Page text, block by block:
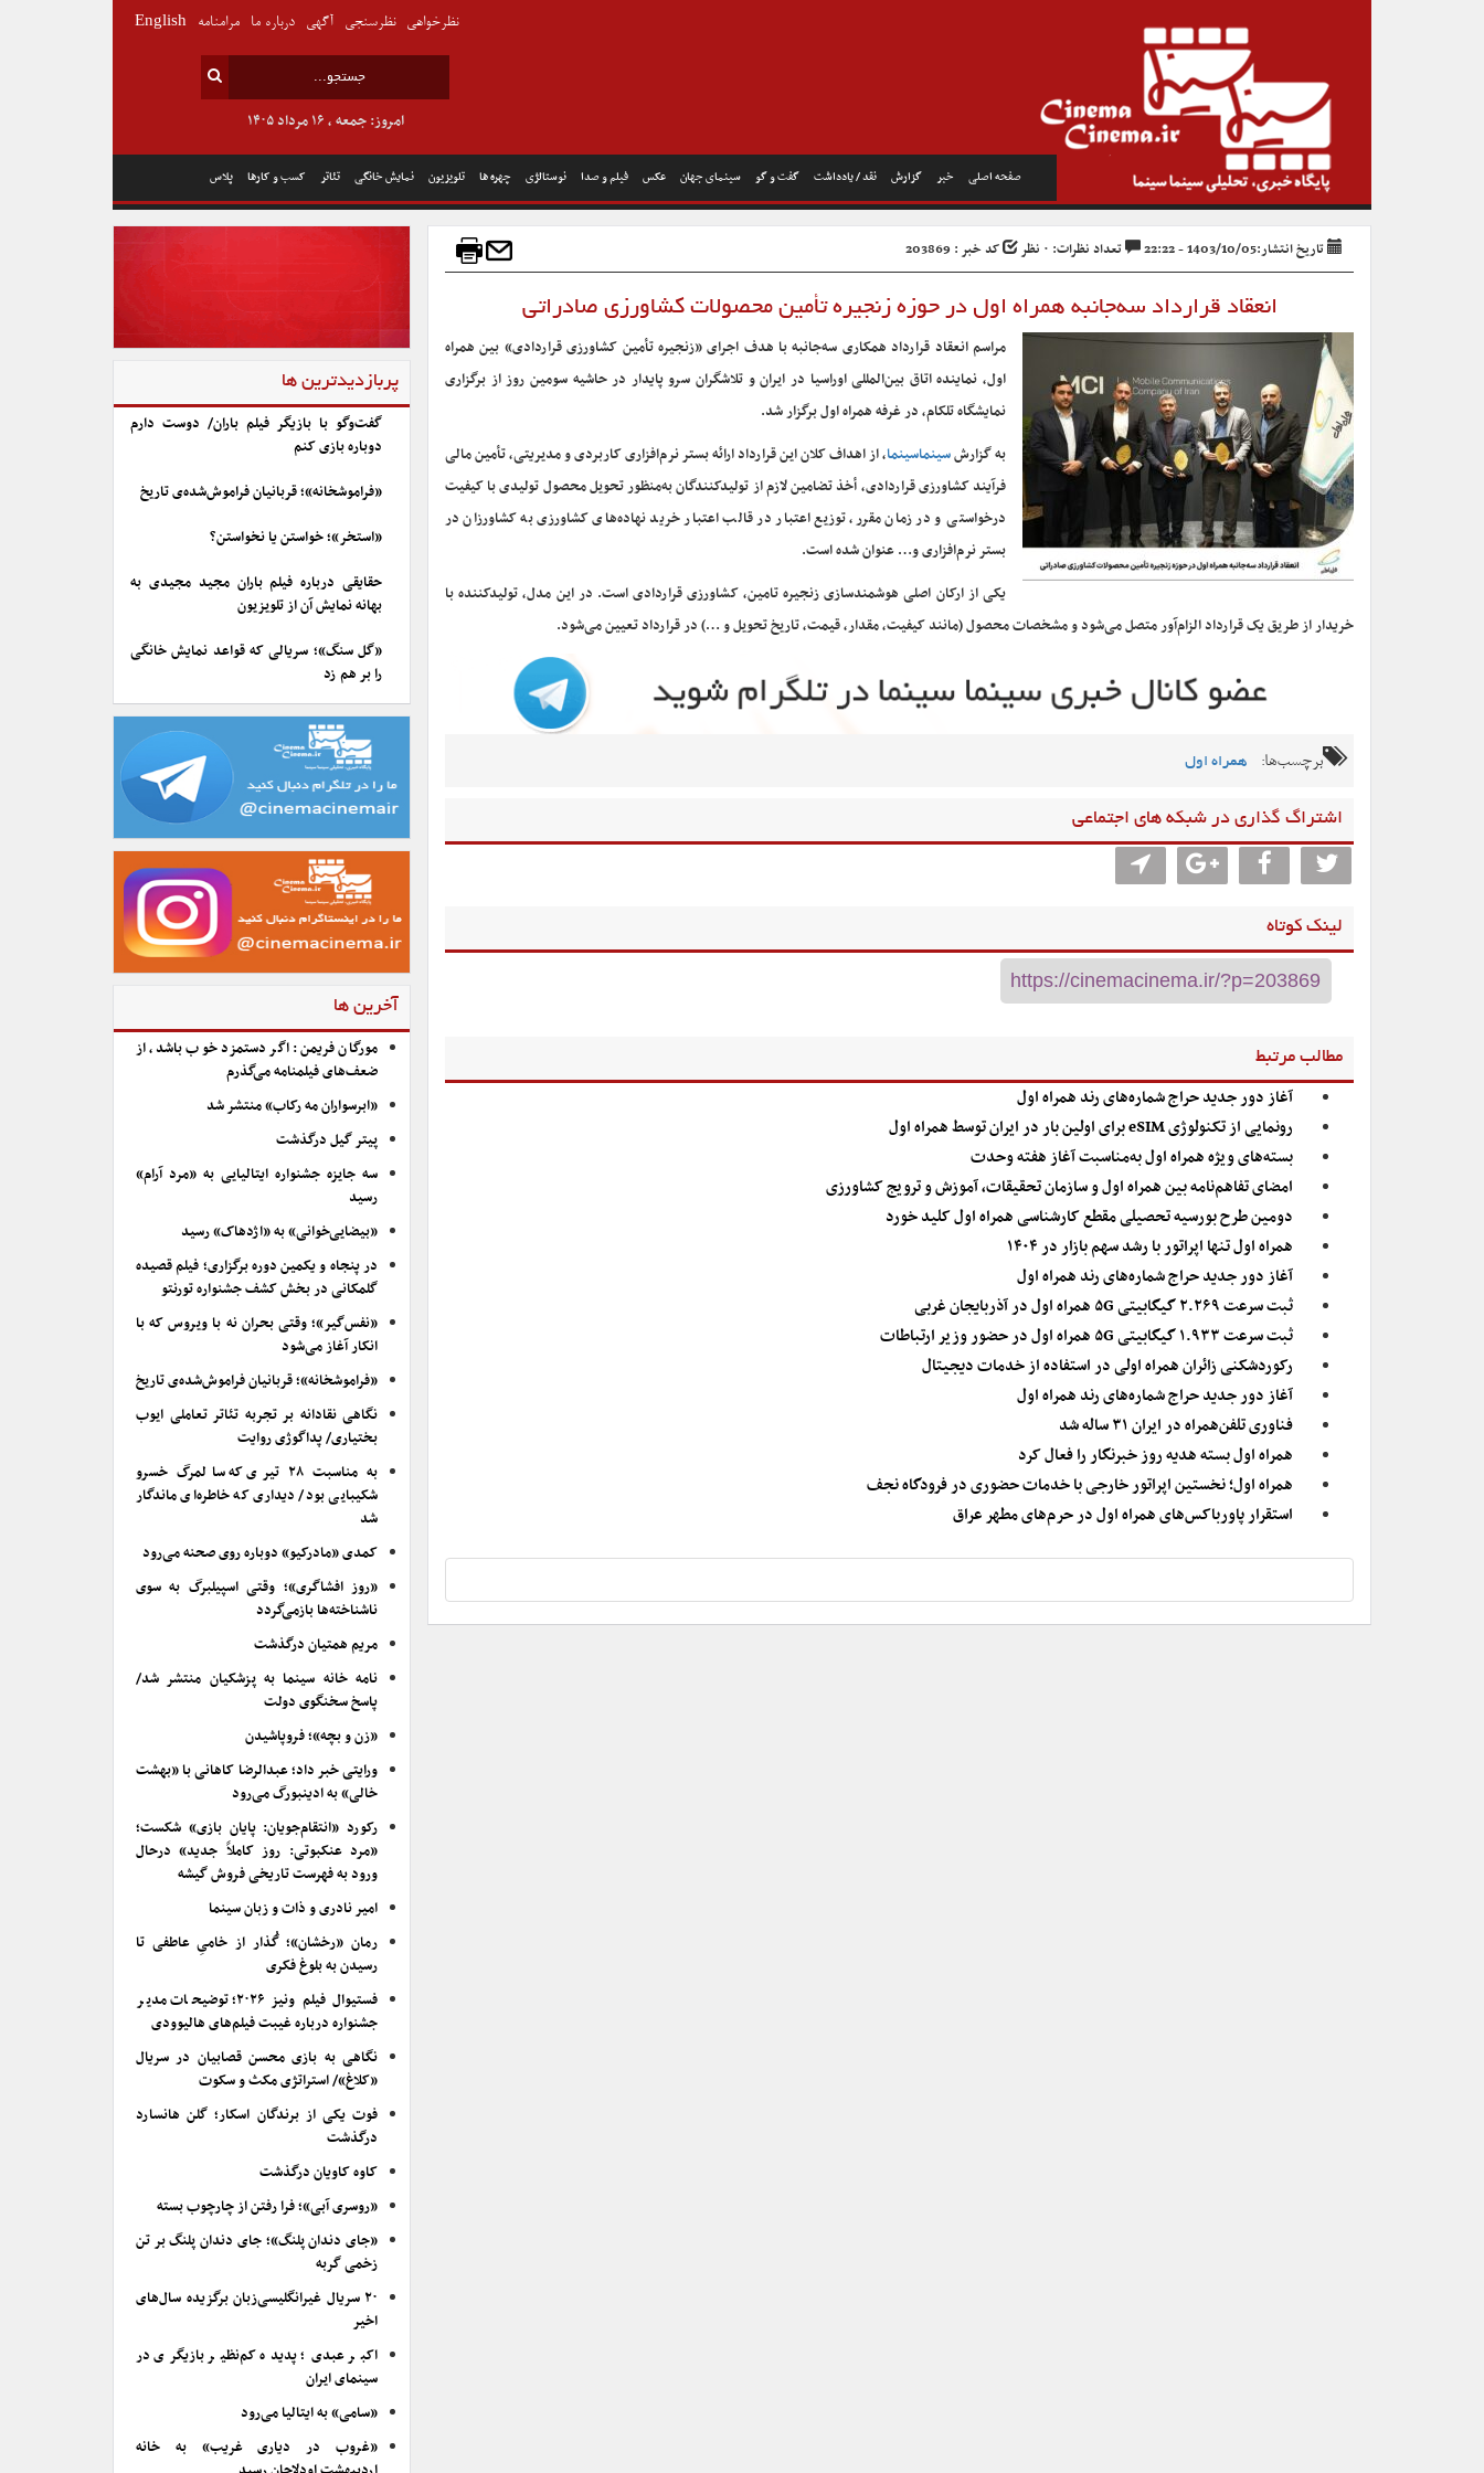
صفحه اصلی خبر گزارش نقد / یادداشت گفت و گو سینمای جهان عکس فیلم و صدا نوستالژی چهره ها تلویزیون نمایش خانگی تئاتر کسب و کارها پلاس
امروز: جمعه , ۱۶ مرداد ۱۴۰۵
نظرخواهی نظرسنجی آگهی درباره ما مرامنامه English
تاریخ انتشار:1403/10/05 - 22:22 تعداد نظرات: ۰ نظر کد خبر : 203869
انعقاد قرارداد سه‌جانبه همراه اول در حوزه زنجیره تأمین محصولات کشاورزی صادراتی
مراسم انعقاد قرارداد همکاری سه‌جانبه با هدف اجرای «زنجیره تأمین کشاورزی قراردادی» بین همراه
اول، نماینده اتاق بین‌المللی اوراسیا در ایران و تلاشگران سرو پایدار در حاشیه سومین روز از برگزاری
نمایشگاه تلکام، در غرفه همراه اول برگزار شد.
به گزارشسینماسینما، از اهداف کلان این قرارداد ارائه بستر نرم‌افزاری کاربردی و مدیریتی، تأمین مالی
فرآیند کشاورزی قراردادی، أخذ تضامین لازم از تولیدکنندگان به‌منظور تحویل محصول تولیدی با کیفیت
درخواستی و در زمان مقرر، توزیع اعتبار در قالب اعتبار خرید نهاده‌های کشاورزی به کشاورزان در
بستر نرم‌افزاری و… عنوان شده است.
یکی از ارکان اصلی هوشمندسازی زنجیره تامین، کشاورزی قراردادی است. در این مدل، تولیدکننده با
خریدار از طریق یک قرارداد الزام‌آور متصل می‌شود و مشخصات محصول (مانند کیفیت، مقدار، قیمت، تاریخ تحویل و …) در قرارداد تعیین می‌شود.
برچسب‌ها: همراه اول
اشتراگ گذاری در شبکه های اجتماعی
لینک کوتاه
مطالب مرتبط
آغاز دور جدید حراج شماره‌های رند همراه اول
رونمایی از تکنولوژی eSIM برای اولین بار در ایران توسط همراه اول
بسته‌های ویژه همراه اول به‌مناسبت آغاز هفته وحدت
امضای تفاهم‌نامه بین‌ همراه اول و سازمان تحقیقات، آموزش و ترویج کشاورزی
دومین طرح بورسیه تحصیلی مقطع کارشناسی همراه اول کلید خورد
همراه اول تنها اپراتور با رشد سهم بازار در ۱۴۰۴
آغاز دور جدید حراج شماره‌های رند همراه اول
ثبت سرعت ۲.۲۶۹ گیگابیتی ۵G همراه اول در آذربایجان غربی
ثبت سرعت ۱.۹۳۳ گیگابیتی ۵G همراه اول در حضور وزیر ارتباطات
رکوردشکنی زائران همراه اولی در استفاده از خدمات دیجیتال
آغاز دور جدید حراج شماره‌های رند همراه اول
فناوری تلفن‌همراه در ایران ۳۱ ساله شد
همراه اول بسته هدیه روز خبرنگار را فعال کرد
همراه اول؛ نخستین اپراتور خارجی با خدمات حضوری در فرودگاه نجف
استقرار پاورباکس‌های همراه اول در حرم‌های مطهر عراق
پربازدیدترین ها
گفت‌وگو با بازیگر فیلم باران/ دوست دارم
دوباره بازی کنم
«فراموشخانه»؛ قربانیان فراموش‌شده‌ی تاریخ
«استخر»؛ خواستن یا نخواستن؟
حقایقی درباره فیلم باران مجید مجیدی به
بهانه نمایش آن از تلویزیون
«گل سنگ»؛ سریالی که قواعد نمایش خانگی
را بر هم زد
آخرین ها
مورگان فریمن: اگر دستمزد خوب باشد، از
ضعف‌های فیلمنامه می‌گذرم
«ابرسواران مه رکاب» منتشر شد
پیتر گیل درگذشت
سه جایزه جشنواره ایتالیایی به «مرد آرام»
رسید
«بیضایی‌خوانی» به «اژدهاک» رسید
در پنجاه و یکمین دوره برگزاری؛ فیلم قصیده
گلمکانی در بخش کشف جشنواره تورنتو
«نفس‌گیر»؛ وقتی بحران نه با ویروس که با
انکار آغاز می‌شود
«فراموشخانه»؛ قربانیان فراموش‌شده‌ی تاریخ
نگاهی نقادانه بر تجربه تئاتر تعاملی ایوب
بختیاری/ پداگوژی روایت
به مناسبت ۲۸ تیری که سالمرگ خسرو
شکیبایی بود/ دیداری که خاطره‌ای ماندگار
شد
کمدی «مادرکیو» دوباره روی صحنه می‌رود
«روز افشاگری»؛ وقتی اسپیلبرگ به سوی
ناشناخته‌ها بازمی‌گردد
مریم همتیان درگذشت
نامه خانه سینما به پزشکیان منتشر شد/
پاسخ سخنگوی دولت
«زن و بچه»؛ فروپاشیدن
ورایتی خبر داد؛ عبدالرضا کاهانی با «بهشت
خالی» به ادینبورگ می‌رود
رکورد «انتقام‌جویان: پایان بازی» شکست؛
«مرد عنکبوتی: روز کاملاً جدید» درحال
ورود به فهرست تاریخی فروش گیشه
امیر نادری و ذات و زبان سینما
رمان «رخشان»؛ گُذار از خامیِ عاطفی تا
رسیدن به بلوغ فکری
فستیوال فیلم ونیز ۲۰۲۶؛ توضیحات مدیر
جشنواره درباره غیبت فیلم‌های هالیوودی
نگاهی به بازی محسن قصابیان در سریال
«کلاغ»/ استراتژی مکث و سکوت
فوت یکی از برندگان اسکار؛ گلن هانسارد
درگذشت
کاوه کاویان درگذشت
«روسری آبی»؛ فرا رفتن از چارچوب بسته
«جای دندان پلنگ»؛ جای دندان پلنگ بر تن
زخمی گربه
۲۰ سریال غیرانگلیسی‌زبان برگزیده سال‌های
اخیر
اکبر عبدی؛ پدیده کم‌نظیر بازیگری در
سینمای ایران
«سامی» به ایتالیا می‌رود
«غروب در دیاری غریب» به خانه